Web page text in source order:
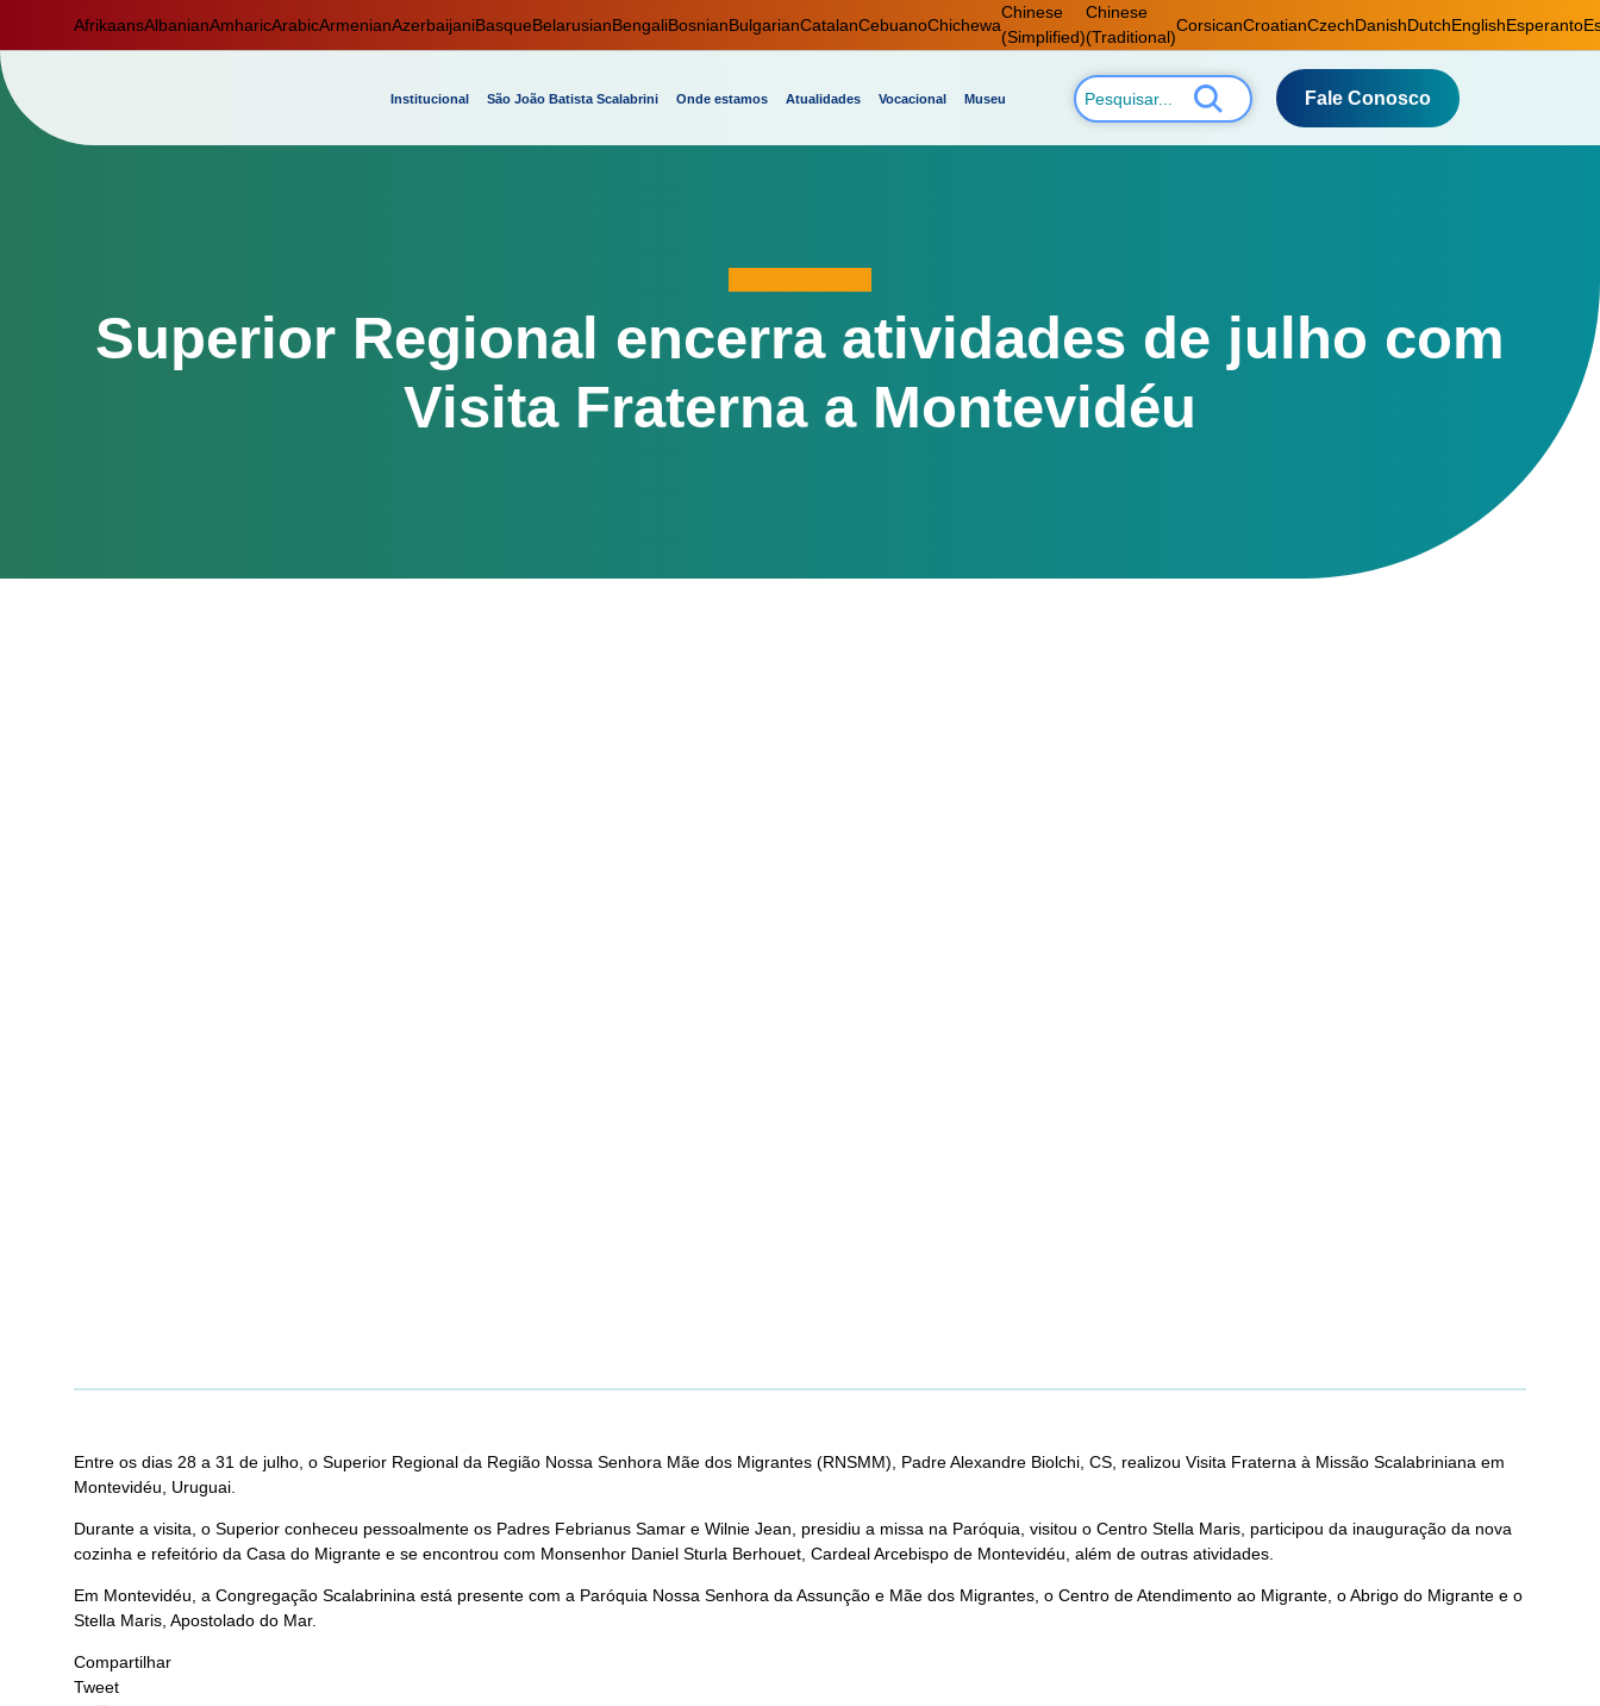
AfrikaansAlbanianAmharicArabicArmenianAzerbaijaniBasqueBelarusianBengaliBosnianBulgarianCatalanCebuanoChichewa
Chinese
(Simplified)
Chinese
(Traditional)
CorsicanCroatianCzechDanishDutchEnglishEsperanto
Institucional São João Batista Scalabrini Onde estamos Atualidades Vocacional Museu Fale Conosco
Superior Regional encerra atividades de julho com
Visita Fraterna a Montevidéu
Entre os dias 28 a 31 de julho, o Superior Regional da Região Nossa Senhora Mãe dos Migrantes (RNSMM), Padre Alexandre Biolchi, CS, realizou Visita Fraterna à Missão Scalabriniana em
Montevidéu, Uruguai.
Durante a visita, o Superior conheceu pessoalmente os Padres Febrianus Samar e Wilnie Jean, presidiu a missa na Paróquia, visitou o Centro Stella Maris, participou da inauguração da nova
cozinha e refeitório da Casa do Migrante e se encontrou com Monsenhor Daniel Sturla Berhouet, Cardeal Arcebispo de Montevidéu, além de outras atividades.
Em Montevidéu, a Congregação Scalabrinina está presente com a Paróquia Nossa Senhora da Assunção e Mãe dos Migrantes, o Centro de Atendimento ao Migrante, o Abrigo do Migrante e o
Stella Maris, Apostolado do Mar.
Compartilhar
Tweet